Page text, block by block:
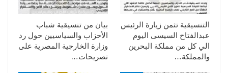
بيان من تنسيقية شباب
الأحزاب والسياسيين حول رد
وزارة الخارجية المصرية على
تصريحات…
التنسيقية تثمن زيارة الرئيس
عبدالفتاح السيسى اليوم
الي كل من مملكة البحرين
والمملكة…